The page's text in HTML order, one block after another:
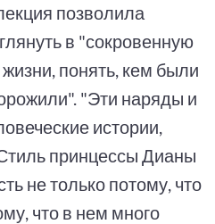
позволила
в "сокровенную
понять, кем были
"Эти наряды и
истории,
принцессы Дианы
не только потому, что
что в нем много